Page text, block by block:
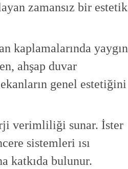
zamansız bir estetik
kaplamalarında yaygın
ahşap duvar
genel estetiğini
verimliliği sunar. İster
sistemleri ısı
katkıda bulunur.